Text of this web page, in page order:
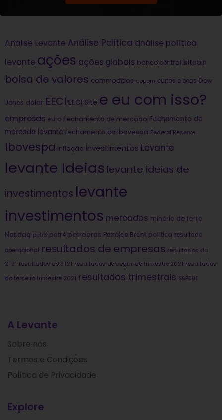
Análise Levante Análise Política análise política
levante ações ações globais banco central bitcoin
bolsa de valores commodities copom curtas e boas Dow
Jones dólar EECI EECI Site e eu com isso?
empresas euro Fechamento de mercado Fechamento de
mercado levante fechamento do ibovespa Federal Reserve
Ibovespa inflação investimentos Levante
levante Ideias levante ideias de
investimentos levante
investimentos mercados minério de ferro
Nasdaq petr3 petr4 petrobras Petróleo Brent política resultado
operacional resultados de empresas resultados do
2T21 resultados do 3T21 resultados do segundo trimestre 2021 resultados
do terceiro trimestre 2021 resultados trimestrais S&P500
A Levante
Sobre nós
Termos e Condições
Política de Privacidade
Explore